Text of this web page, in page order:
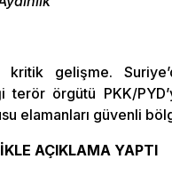
kritik gelişme.
terör örgütü PKK/
elamanları güvenli
AÇIKLAMA YAPTI